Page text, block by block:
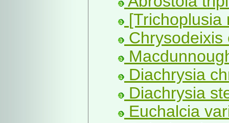
[Trichoplusia
Chrysodeixis
Diachrysia
Diachrysia
Euchalcia